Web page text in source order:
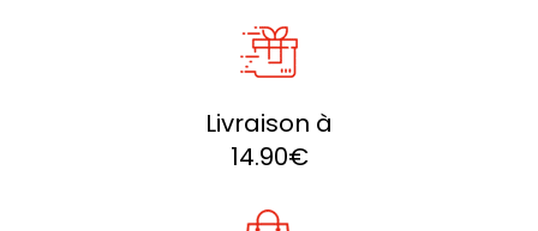
Livraison à
14.90€